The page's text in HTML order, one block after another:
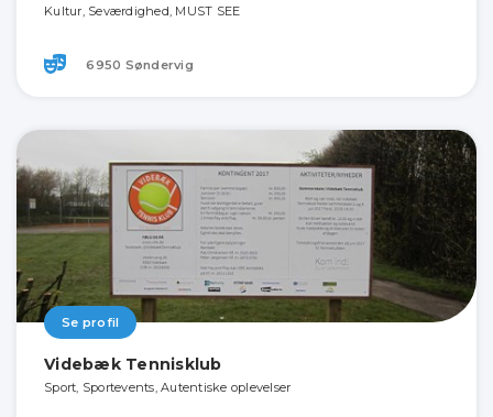
Kultur, Seværdighed, MUST SEE
6950 Søndervig
Se profil
Videbæk Tennisklub
Sport, Sportevents, Autentiske oplevelser